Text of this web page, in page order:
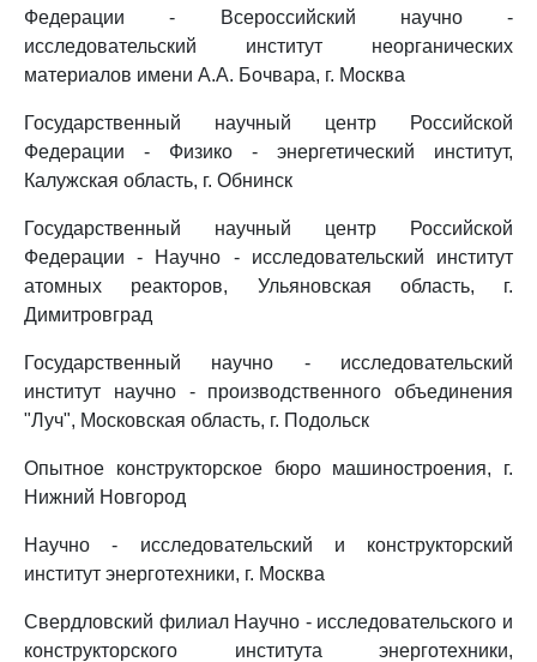
Федерации - Всероссийский научно -
исследовательский институт неорганических
материалов имени А.А. Бочвара, г. Москва
Государственный научный центр Российской
Федерации - Физико - энергетический институт,
Калужская область, г. Обнинск
Государственный научный центр Российской
Федерации - Научно - исследовательский институт
атомных реакторов, Ульяновская область, г.
Димитровград
Государственный научно - исследовательский
институт научно - производственного объединения
"Луч", Московская область, г. Подольск
Опытное конструкторское бюро машиностроения, г.
Нижний Новгород
Научно - исследовательский и конструкторский
институт энерготехники, г. Москва
Свердловский филиал Научно - исследовательского и
конструкторского института энерготехники,